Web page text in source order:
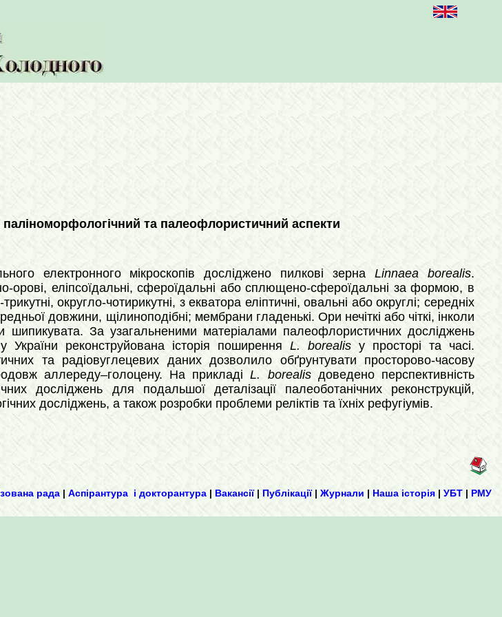
паліноморфологічний та палеофлористичний аспекти
електронного мікроскопів досліджено пилкові зернаLinnaea borealis.
орові, еліпсоїдальні, сфероїдальні або сплющено-сфероїдальні за формою, в
округло-чотирикутні, з екватора еліптичні, овальні або округлі; середніх
довжини, щілиноподібні; мембрани гладенькі. Ори нечіткі або чіткі, інколи
За узагальненими матеріалами палеофлористичних досліджень
України реконструйована історія поширення L. borealis у просторі та часі.
та радіовуглецевих даних дозволило обґрунтувати просторово-часову
аллереду–голоцену. На прикладіL. borealisдоведено перспективність
досліджень для подальшої деталізації палеоботанічних реконструкцій,
досліджень, а також розробки проблеми реліктів та їхніх рефугіумів.
рада | Аспірантура і докторантура | Вакансії| Публікації| Журнали | Наша історія | УБТ | РМУ